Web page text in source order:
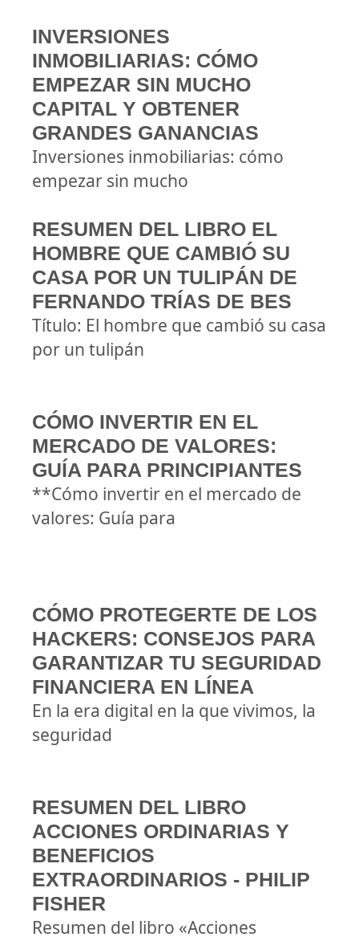
INVERSIONES
INMOBILIARIAS: CÓMO
EMPEZAR SIN MUCHO
CAPITAL Y OBTENER
GRANDES GANANCIAS
Inversiones inmobiliarias: cómo
empezar sin mucho
RESUMEN DEL LIBRO EL
HOMBRE QUE CAMBIÓ SU
CASA POR UN TULIPÁN DE
FERNANDO TRÍAS DE BES
Título: El hombre que cambió su casa
por un tulipán
CÓMO INVERTIR EN EL
MERCADO DE VALORES:
GUÍA PARA PRINCIPIANTES
**Cómo invertir en el mercado de
valores: Guía para
CÓMO PROTEGERTE DE LOS
HACKERS: CONSEJOS PARA
GARANTIZAR TU SEGURIDAD
FINANCIERA EN LÍNEA
En la era digital en la que vivimos, la
seguridad
RESUMEN DEL LIBRO
ACCIONES ORDINARIAS Y
BENEFICIOS
EXTRAORDINARIOS - PHILIP
FISHER
Resumen del libro «Acciones